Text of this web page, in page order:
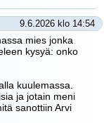
9.6.2026 klo 14:54
mies jonka
kysyä: onko
kuulemassa.
ja jotain meni
sanottiin Arvi